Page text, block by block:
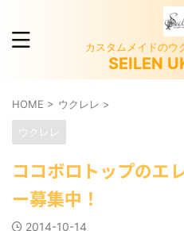
カスタムメイドのウ
SEILEN
HOME > ウクレレ >
ウクレレ
ココボロトップのエ
ー募集中！
2014-10-14